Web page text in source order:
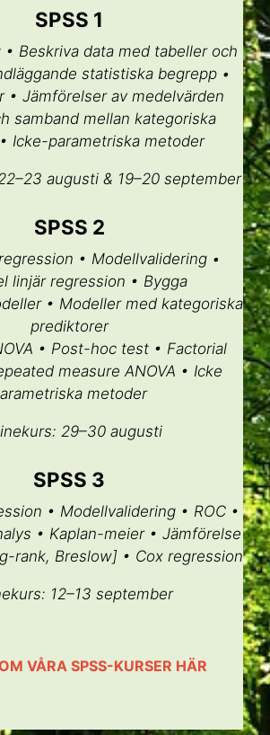
SPSS 1
• Beskriva data med tabeller och
statistiska begrepp •
• Jämförelser av medelvärden
samband mellan kategoriska
Icke-parametriska metoder
augusti & 19–20 september
SPSS 2
• Modellvalidering •
linjär regression • Bygga
• Modeller med kategoriska
prediktorer
• Post-hoc test • Factorial
measure ANOVA • Icke
metoder
29–30 augusti
SPSS 3
• Modellvalidering • ROC •
• Kaplan-meier • Jämförelse
rank, Breslow] • Cox regression
12–13 september
VÅRA SPSS-KURSER HÄR